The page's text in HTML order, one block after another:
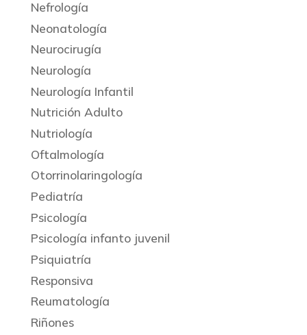
Nefrología
Neonatología
Neurocirugía
Neurología
Neurología Infantil
Nutrición Adulto
Nutriología
Oftalmología
Otorrinolaringología
Pediatría
Psicología
Psicología infanto juvenil
Psiquiatría
Responsiva
Reumatología
Riñones